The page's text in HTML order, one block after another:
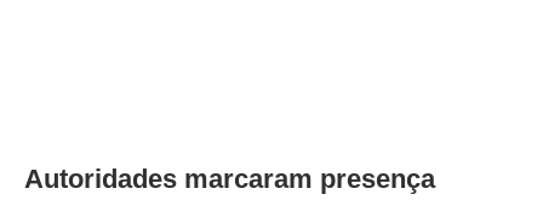
Autoridades marcaram presença